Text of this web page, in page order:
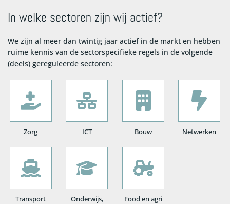
In welke sectoren zijn wij actief?
We zijn al meer dan twintig jaar actief in de markt en hebben
ruime kennis van de sectorspecifieke regels in de volgende
(deels) gereguleerde sectoren:
Zorg ICT Bouw Netwerken
Transport Onderwijs, Food en agri